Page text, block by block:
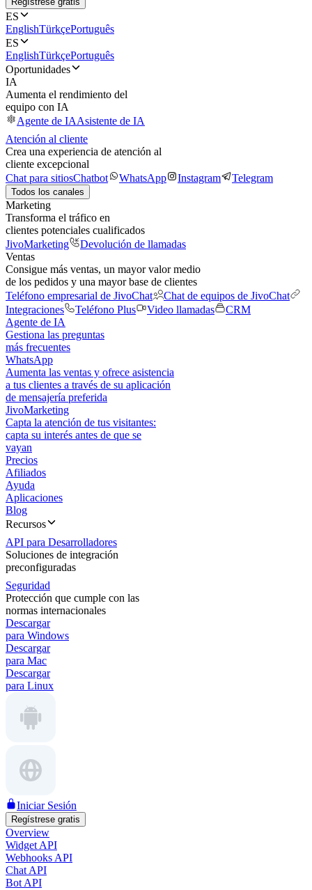
ES
EnglishTürkçePortuguês
ES
EnglishTürkçePortuguês
Oportunidades
IA
Aumenta el rendimiento del
equipo con IA
Agente de IAAsistente de IA
Atención al cliente
Crea una experiencia de atención al
cliente excepcional
Chat para sitiosChatbot WhatsApp Instagram Telegram
Todos los canales
Marketing
Transforma el tráfico en
clientes potenciales cualificados
JivoMarketing
Devolución de llamadas
Ventas
Consigue más ventas, un mayor valor medio
de los pedidos y una mayor base de clientes
Teléfono empresarial de JivoChat
Chat de equipos de JivoChat
Integraciones
Teléfono Plus Video llamadas
CRM
Agente de IA
Gestiona las preguntas
más frecuentes
WhatsApp
Aumenta las ventas y ofrece asistencia
a tus clientes a través de su aplicación
de mensajería preferida
JivoMarketing
Capta la atención de tus visitantes:
capta su interés antes de que se
vayan
Precios
Afiliados
Ayuda
Aplicaciones
Blog
Recursos
API para Desarrolladores
Soluciones de integración
preconfiguradas
Seguridad
Protección que cumple con las
normas internacionales
Descargar
para Windows
Descargar
para Mac
Descargar
para Linux
Iniciar Sesión
Regístrese gratis
Overview
Widget API
Webhooks API
Chat API
Bot API